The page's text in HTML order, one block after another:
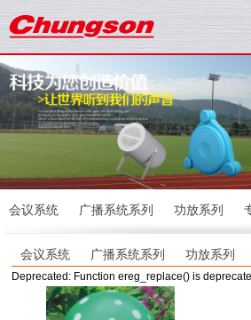
会议系统 广播系统系列 功放系列
会议系统 广播系统系列 功放系列
Deprecated: Function ereg_replace() is